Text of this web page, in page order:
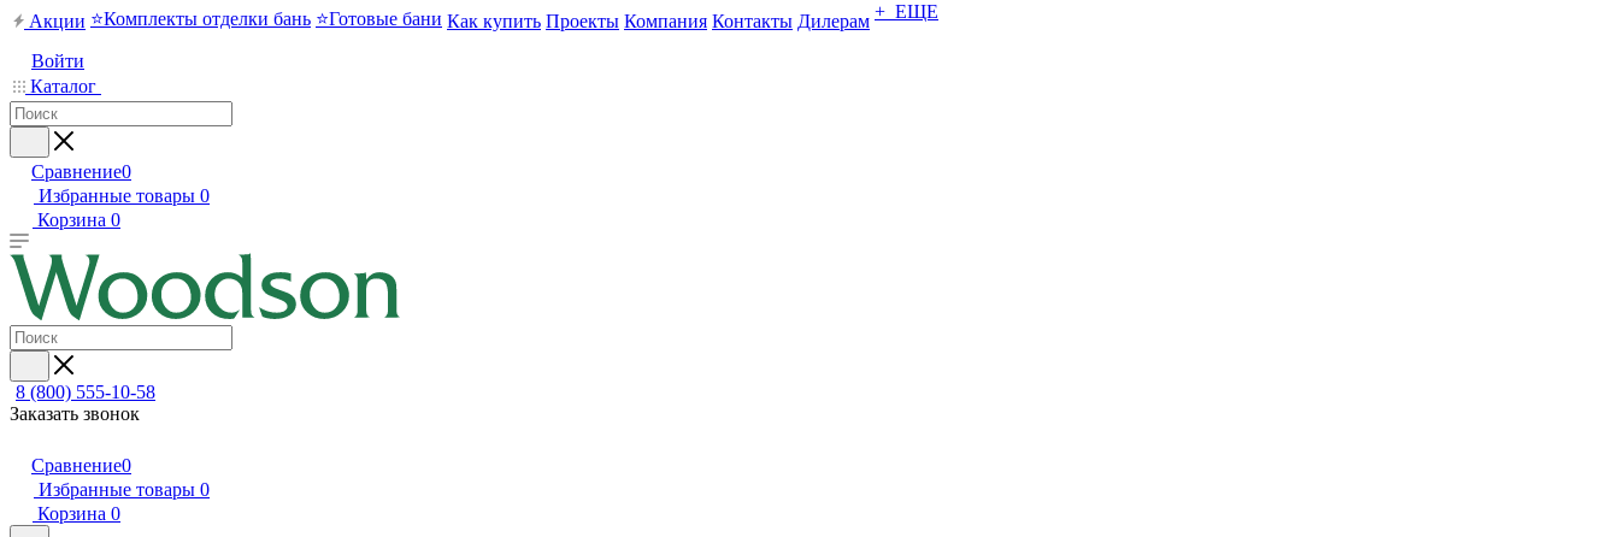
Акции ⭐Комплекты отделки бань ⭐Готовые бани Как купить Проекты Компания Контакты Дилерам + ЕЩЕ
Войти
Каталог
Сравнение0
Избранные товары 0
Корзина 0
8 (800) 555-10-58
Заказать звонок
Сравнение0
Избранные товары 0
Корзина 0